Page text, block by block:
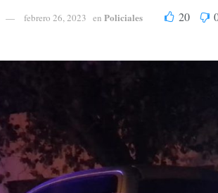
febrero 26, 2023 en Policiales 20